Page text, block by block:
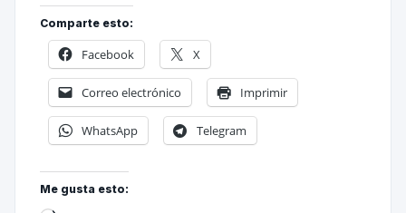
Comparte esto:
Facebook X
Correo electrónico Imprimir
WhatsApp Telegram
Me gusta esto: